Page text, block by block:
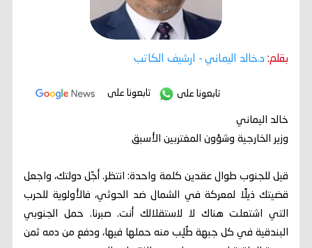
بقلم: د.خالد اليماني - ارشيف الكاتب
تابعونا على تابعونا على
خالد اليماني
وزير الخارجية وشؤون المغتربين الأسبق
‏قيل للجنوب طوال عقدين كلمة واحدة: انتظر. أجّل دولتك، واجعل
قضيتك ذيلًا لمعركة في الشمال ضد الحوثي، فالأولوية للحرب
التي اشتعلت هناك لا لاستقلالك أنت. صبرنا. حمل الجنوبي
البندقية في كل جبهة طُلِب منه حملها فيها، ودفع من دمه ثمن